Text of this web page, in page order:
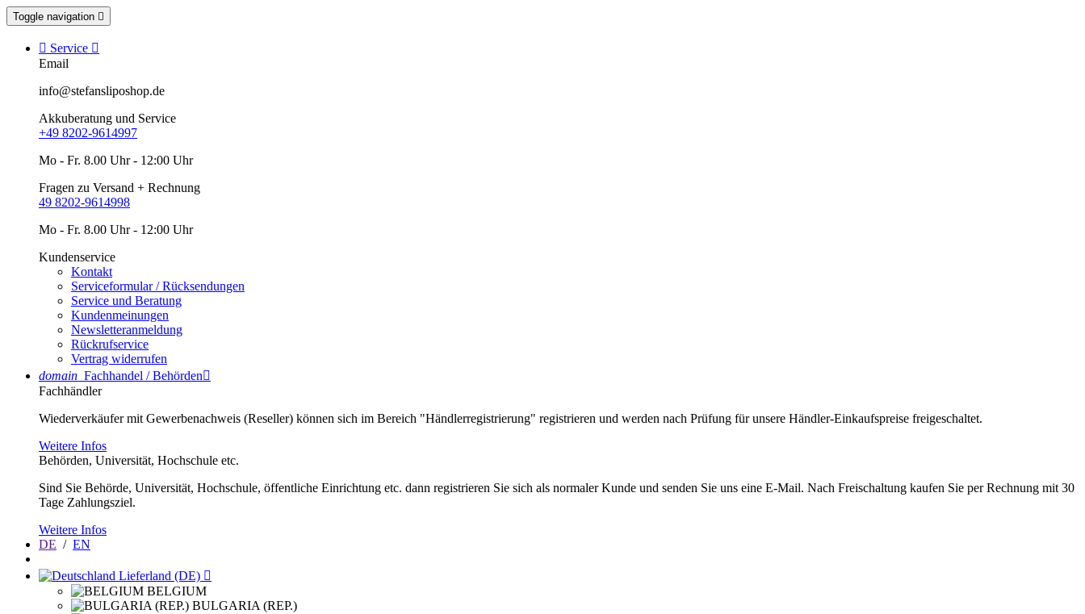
Toggle navigation 
 Service 
Email
info@stefansliposhop.de
Akkuberatung und Service
+49 8202-9614997
Mo - Fr. 8.00 Uhr - 12:00 Uhr
Fragen zu Versand + Rechnung
49 8202-9614998
Mo - Fr. 8.00 Uhr - 12:00 Uhr
Kundenservice
Kontakt
Serviceformular / Rücksendungen
Service und Beratung
Kundenmeinungen
Newsletteranmeldung
Rückrufservice
Vertrag widerrufen
domain Fachhandel / Behörden
Fachhändler
Wiederverkäufer mit Gewerbenachweis (Reseller) können sich im Bereich "Händlerregistrierung" registrieren und werden nach Prüfung für unsere Händler-Einkaufspreise freigeschaltet.
Weitere Infos
Behörden, Universität, Hochschule etc.
Sind Sie Behörde, Universität, Hochschule, öffentliche Einrichtung etc. dann registrieren Sie sich als normaler Kunde und senden Sie uns eine E-Mail. Nach Freischaltung kaufen Sie per Rechnung mit 30
Tage Zahlungsziel.
Weitere Infos
DE / EN
Lieferland (DE) 
BELGIUM
BULGARIA (REP.)